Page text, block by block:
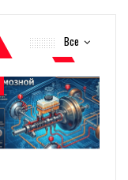
Все